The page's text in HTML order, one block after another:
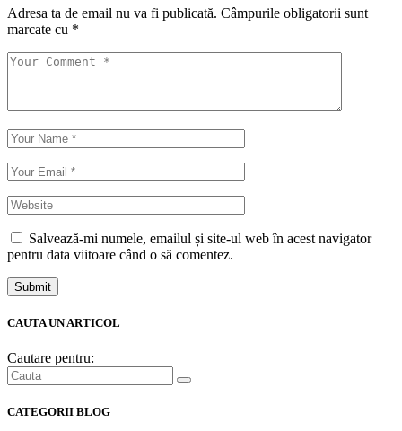
Adresa ta de email nu va fi publicată. Câmpurile obligatorii sunt
marcate cu *
Salvează-mi numele, emailul și site-ul web în acest navigator
pentru data viitoare când o să comentez.
Submit
CAUTA UN ARTICOL
Cautare pentru:
CATEGORII BLOG